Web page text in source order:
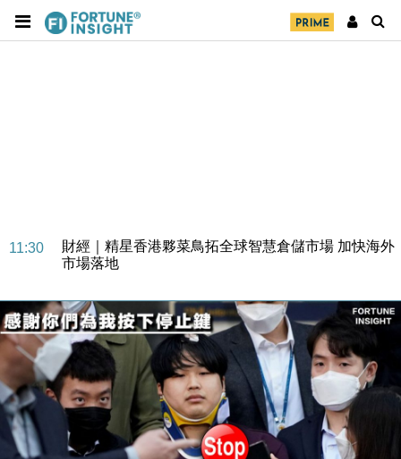
11:30
財經｜精星香港夥菜鳥拓全球智慧倉儲市場 加快海外
市場落地
東京半島
13:12
國際｜特朗普赴洛杉磯高球場活動前 男子攜槍彈被捕
12:30
財經｜香港7月PMI回落至51 企業擴張放慢兼縮減人
手
11:40
財經｜黑石傳再籌逾360億美元 支援Anthropic租用
Google晶片